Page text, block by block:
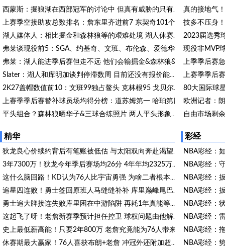
西蒙斯：掘狼湖在西部冠军的讨论中 但真有威胁的只有雷刺
湖人媒体人：相比掘金和森林狼等的艰难处境 湖人休赛期非常高效
Slater：湖人和库明加谈判停滞数周 目前还没有报价能打动库明加
2K27盖帽数值前10：文班99独占鳌头 克林根95 戈贝尔94 凯斯勒93
上赛季季后赛替补球员场均得分榜：道苏姆第一 哈珀第四
平头组合？森林狼晒华子&三球合练照片 两人平头形象引人注意
精华
狄龙良心价续约背后有笔账被低估 与太阳双向奔赴渴望终老凤凰城
3年7300万！狄龙今年季后赛场均26分 4年年均2325万究竟有多香？
这什么脑回路！KD认为76人比宇宙勇强 为啥二者根本没有可比性？
追星四连败！勇士签回原班人马缝缝补补 库里巅峰尾巴主打陪伴？
勇士追大牌接连失败库里困在中游陷阱 再耗1年真能等来2027翻身？
这起飞了呀！老詹新赛季预计担任控卫 球权问题由他解决？
休赛期最大赢家！76人喜获布朗+老詹 冲冠外还附加超级经济效应
彩经
NBA彩经：
NBA彩经：
NBA彩经：
NBA彩经：
NBA彩经：
NBA彩经：
NBA彩经：